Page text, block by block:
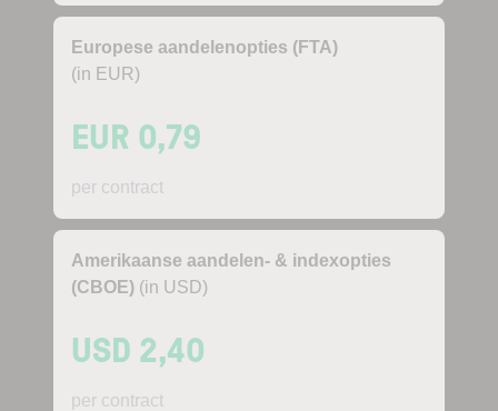
Europese aandelenopties (FTA)
(in EUR)
EUR 0,79
per contract
Amerikaanse aandelen- & indexopties
(CBOE) (in USD)
USD 2,40
per contract